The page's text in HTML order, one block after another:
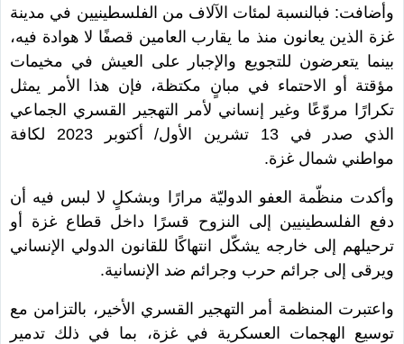
وأضافت: فبالنسبة لمئات الآلاف من الفلسطينيين في مدينة
غزة الذين يعانون منذ ما يقارب العامين قصفًا لا هوادة فيه،
بينما يتعرضون للتجويع والإجبار على العيش في مخيمات
مؤقتة أو الاحتماء في مبانٍ مكتظة، فإن هذا الأمر يمثل
تكرارًا مروّعًا وغير إنساني لأمر التهجير القسري الجماعي
الذي صدر في 13 تشرين الأول/ أكتوبر 2023 لكافة
مواطني شمال غزة.
وأكدت منظّمة العفو الدوليّة مرارًا وبشكلٍ لا لبس فيه أن
دفع الفلسطينيين إلى النزوح قسرًا داخل قطاع غزة أو
ترحيلهم إلى خارجه يشكّل انتهاكًا للقانون الدولي الإنساني
ويرقى إلى جرائم حرب وجرائم ضد الإنسانية.
واعتبرت المنظمة أمر التهجير القسري الأخير، بالتزامن مع
توسيع الهجمات العسكرية في غزة، بما في ذلك تدمير